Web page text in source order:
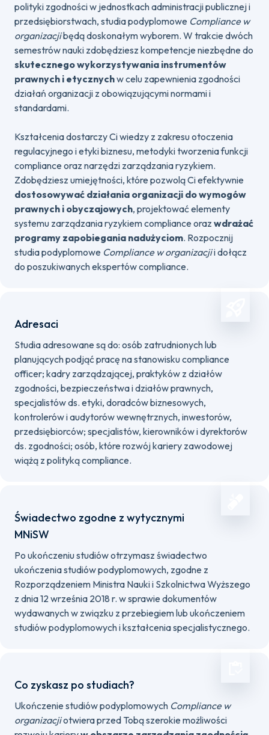
polityki zgodności w jednostkach administracji publicznej i
przedsiębiorstwach, studia podyplomowe Compliance w
organizacjibędą doskonałym wyborem. W trakcie dwóch
semestrów nauki zdobędziesz kompetencje niezbędne do
skutecznego wykorzystywania instrumentów
prawnych i etycznychw celu zapewnienia zgodności
działań organizacji z obowiązującymi normami i
standardami.
Kształcenia dostarczy Ci wiedzy z zakresu otoczenia
regulacyjnego i etyki biznesu, metodyki tworzenia funkcji
compliance oraz narzędzi zarządzania ryzykiem.
Zdobędziesz umiejętności, które pozwolą Ci efektywnie
dostosowywać działania organizacji do wymogów
prawnych i obyczajowych, projektować elementy
systemu zarządzania ryzykiem compliance oraz wdrażać
programy zapobiegania nadużyciom. Rozpocznij
studia podyplomowe Compliance w organizacjii dołącz
do poszukiwanych ekspertów compliance.
Adresaci
Studia adresowane są do: osób zatrudnionych lub
planujących podjąć pracę na stanowisku compliance
officer; kadry zarządzającej, praktyków z działów
zgodności, bezpieczeństwa i działów prawnych,
specjalistów ds. etyki, doradców biznesowych,
kontrolerów i audytorów wewnętrznych, inwestorów,
przedsiębiorców; specjalistów, kierowników i dyrektorów
ds. zgodności; osób, które rozwój kariery zawodowej
wiążą z polityką compliance.
Świadectwo zgodne z wytycznymi
MNiSW
Po ukończeniu studiów otrzymasz świadectwo
ukończenia studiów podyplomowych, zgodne z
Rozporządzeniem Ministra Nauki i Szkolnictwa Wyższego
z dnia 12 września 2018 r. w sprawie dokumentów
wydawanych w związku z przebiegiem lub ukończeniem
studiów podyplomowych i kształcenia specjalistycznego.
Co zyskasz po studiach?
Ukończenie studiów podyplomowych Compliance w
organizacjiotwiera przed Tobą szerokie możliwości